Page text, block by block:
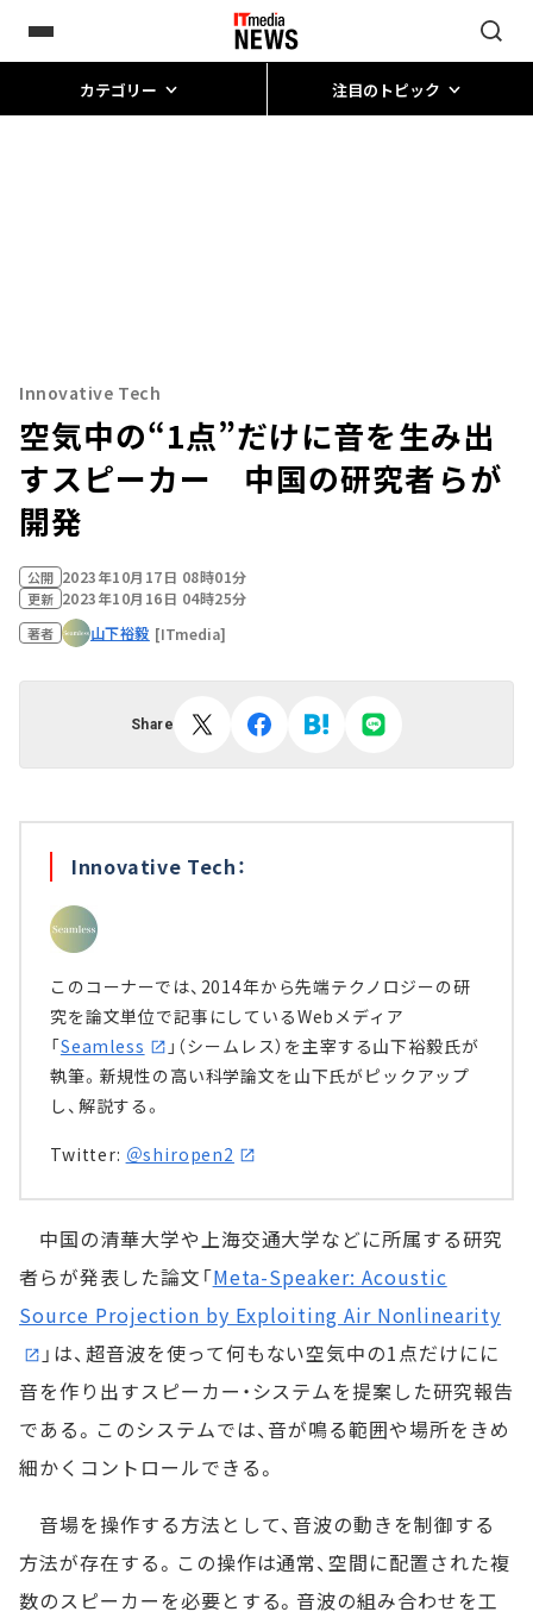
カテゴリー 注目のトピック
Innovative Tech
空気中の“1点”だけに音を生み出
すスピーカー 中国の研究者らが
開発
公開 2023年10月17日 08時01分
更新 2023年10月16日 04時25分
著者 山下裕毅 [ITmedia]
Share
Innovative Tech：
このコーナーでは、2014年から先端テクノロジーの研
究を論文単位で記事にしているWebメディア
「Seamless
」（シームレス）を主宰する山下裕毅氏が
執筆。新規性の高い科学論文を山下氏がピックアップ
し、解説する。
Twitter: ＠shiropen2
中国の清華大学や上海交通大学などに所属する研究
者らが発表した論文「Meta-Speaker: Acoustic
Source Projection by Exploiting Air Nonlinearity
」は、超音波を使って何もない空気中の1点だけにに
音を作り出すスピーカー・システムを提案した研究報告
である。このシステムでは、音が鳴る範囲や場所をきめ
細かくコントロールできる。
音場を操作する方法として、音波の動きを制御する
方法が存在する。この操作は通常、空間に配置された複
数のスピーカーを必要とする。音波の組み合わせを工